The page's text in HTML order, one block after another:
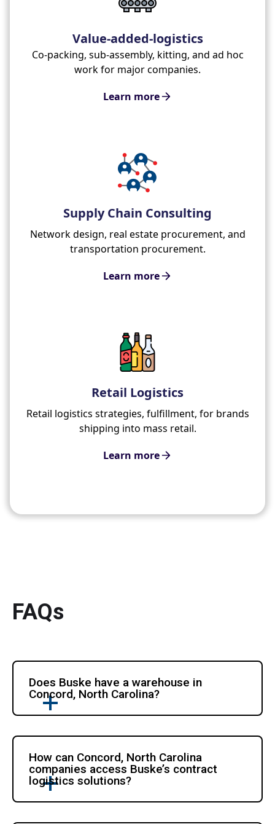
Value-added-logistics
Co-packing, sub-assembly, kitting, and ad hoc
work for major companies.
Learn more
Supply Chain Consulting
Network design, real estate procurement, and
transportation procurement.
Learn more
Retail Logistics
Retail logistics strategies, fulfillment, for brands
shipping into mass retail.
Learn more
FAQs
Does Buske have a warehouse in
Concord, North Carolina?
How can Concord, North Carolina
companies access Buske’s contract
logistics solutions?